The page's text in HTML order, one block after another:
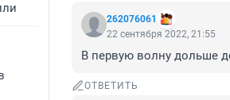
262076061
22 сентября 2022, 21:55
В первую волну дольше
ОТВЕТИТЬ